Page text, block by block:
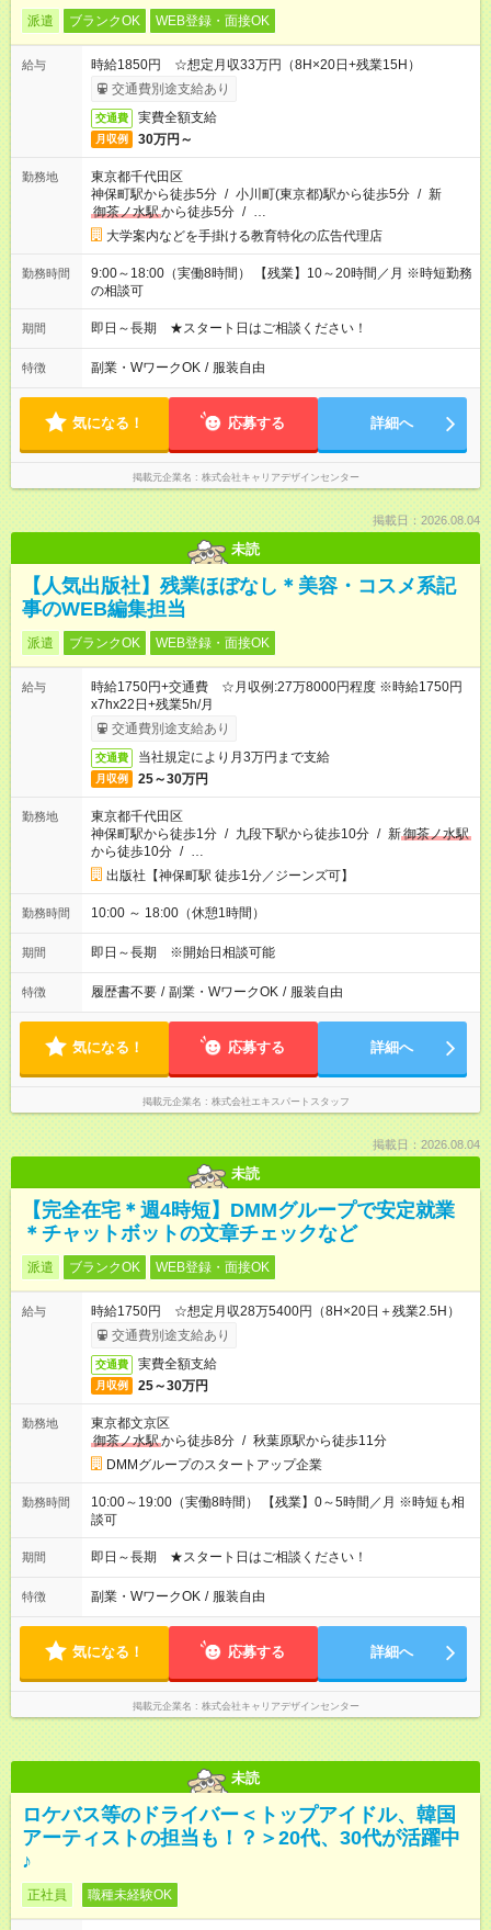
派遣 ブランクOK WEB登録・面接OK
給与
時給1850円 ☆想定月収33万円（8H×20日+残業15H）
交通費別途支給あり
交通費 実費全額支給
月収例 30万円～
勤務地
東京都千代田区
神保町駅から徒歩5分 / 小川町(東京都)駅から徒歩5分 / 新
御茶ノ水駅から徒歩5分 / …
大学案内などを手掛ける教育特化の広告代理店
勤務時間
9:00～18:00（実働8時間） 【残業】10～20時間／月 ※時短勤務
の相談可
期間 即日～長期 ★スタート日はご相談ください！
特徴 副業・WワークOK / 服装自由
気になる！ 応募する 詳細へ
掲載元企業名 株式会社キャリアデザインセンター
掲載日：2026.08.04
未読
【人気出版社】残業ほぼなし＊美容・コスメ系記
事のWEB編集担当
派遣 ブランクOK WEB登録・面接OK
給与
時給1750円+交通費 ☆月収例:27万8000円程度 ※時給1750円
x7hx22日+残業5h/月
交通費別途支給あり
交通費 当社規定により月3万円まで支給
月収例 25～30万円
勤務地
東京都千代田区
神保町駅から徒歩1分 / 九段下駅から徒歩10分 / 新御茶ノ水駅
から徒歩10分 / …
出版社【神保町駅 徒歩1分／ジーンズ可】
勤務時間 10:00 ～ 18:00（休憩1時間）
期間 即日～長期 ※開始日相談可能
特徴 履歴書不要 / 副業・WワークOK / 服装自由
気になる！ 応募する 詳細へ
掲載元企業名 株式会社エキスパートスタッフ
掲載日：2026.08.04
未読
【完全在宅＊週4時短】DMMグループで安定就業
＊チャットボットの文章チェックなど
派遣 ブランクOK WEB登録・面接OK
給与
時給1750円 ☆想定月収28万5400円（8H×20日＋残業2.5H）
交通費別途支給あり
交通費 実費全額支給
月収例 25～30万円
勤務地
東京都文京区
御茶ノ水駅から徒歩8分 / 秋葉原駅から徒歩11分
DMMグループのスタートアップ企業
勤務時間
10:00～19:00（実働8時間） 【残業】0～5時間／月 ※時短も相
談可
期間 即日～長期 ★スタート日はご相談ください！
特徴 副業・WワークOK / 服装自由
気になる！ 応募する 詳細へ
掲載元企業名 株式会社キャリアデザインセンター
未読
ロケバス等のドライバー＜トップアイドル、韓国
アーティストの担当も！？＞20代、30代が活躍中
♪
正社員 職種未経験OK